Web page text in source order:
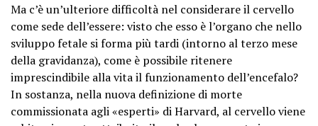
Ma c’è un’ulteriore difficoltà nel considerare il cervello
come sede dell’essere: visto che esso è l’organo che nello
sviluppo fetale si forma più tardi (intorno al terzo mese
della gravidanza), come è possibile ritenere
imprescindibile alla vita il funzionamento dell’encefalo?
In sostanza, nella nuova definizione di morte
commissionata agli «esperti» di Harvard, al cervello viene